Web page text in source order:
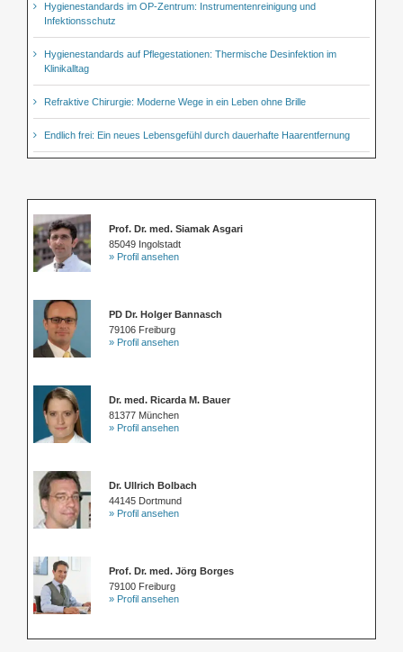
Hygienestandards im OP-Zentrum: Instrumentenreinigung und
Infektionsschutz
Hygienestandards auf Pflegestationen: Thermische Desinfektion im
Klinikalltag
Refraktive Chirurgie: Moderne Wege in ein Leben ohne Brille
Endlich frei: Ein neues Lebensgefühl durch dauerhafte Haarentfernung
Prof. Dr. med. Siamak Asgari
85049 Ingolstadt
» Profil ansehen
PD Dr. Holger Bannasch
79106 Freiburg
» Profil ansehen
Dr. med. Ricarda M. Bauer
81377 München
» Profil ansehen
Dr. Ullrich Bolbach
44145 Dortmund
» Profil ansehen
Prof. Dr. med. Jörg Borges
79100 Freiburg
» Profil ansehen